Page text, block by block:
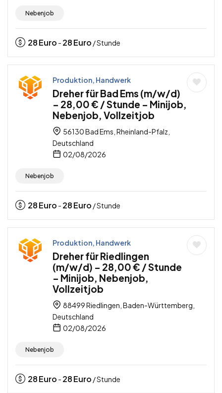
Nebenjob
28Euro - 28Euro / Stunde
Produktion, Handwerk
Dreher für Bad Ems (m/w/d)
– 28,00 € / Stunde – Minijob,
Nebenjob, Vollzeitjob
56130 Bad Ems, Rheinland-Pfalz,
Deutschland
02/08/2026
Nebenjob
28Euro - 28Euro / Stunde
Produktion, Handwerk
Dreher für Riedlingen
(m/w/d) – 28,00 € / Stunde
– Minijob, Nebenjob,
Vollzeitjob
88499 Riedlingen, Baden-Württemberg,
Deutschland
02/08/2026
Nebenjob
28Euro - 28Euro / Stunde